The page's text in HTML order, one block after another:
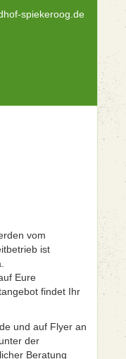
spiekeroog.de
vom
ist
Eure
findet Ihr
und auf Flyer an
der
Beratung